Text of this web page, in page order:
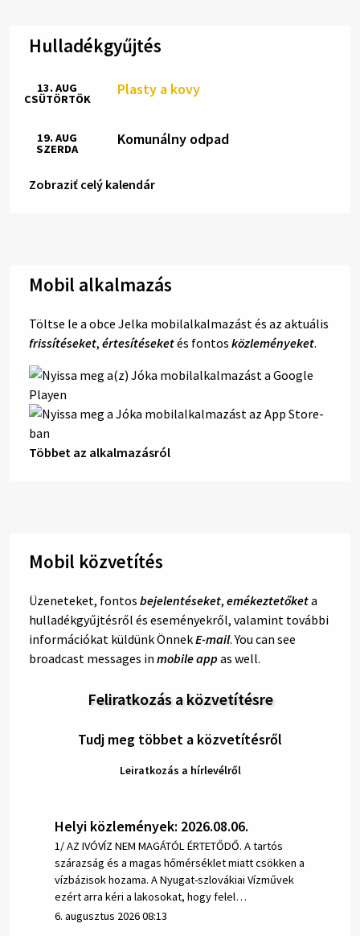
Hulladékgyűjtés
Plasty a kovy
13. AUG
CSÜTÖRTÖK
Komunálny odpad
19. AUG
SZERDA
Zobraziť celý kalendár
Mobil alkalmazás
Töltse le a obce Jelka mobilalkalmazást és az aktuális
frissítéseket, értesítéseketés fontos közleményeket.
Többet az alkalmazásról
Mobil közvetítés
Üzeneteket, fontos bejelentéseket, emékeztetőketa
hulladékgyűjtésről és eseményekről, valamint további
információkat küldünk ÖnnekE-mail. You can see
broadcast messages in mobile app as well.
Feliratkozás a közvetítésre
Tudj meg többet a közvetítésről
Leiratkozás a hírlevélről
Helyi közlemények: 2026.08.06.
1/ AZ IVÓVÍZ NEM MAGÁTÓL ÉRTETŐDŐ. A tartós
szárazság és a magas hőmérséklet miatt csökken a
vízbázisok hozama. A Nyugat-szlovákiai Vízművek
ezért arra kéri a lakosokat, hogy felel…
6. augusztus 2026 08:13